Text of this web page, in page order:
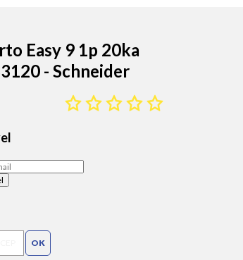
Easy 9 1p 20ka
- Schneider